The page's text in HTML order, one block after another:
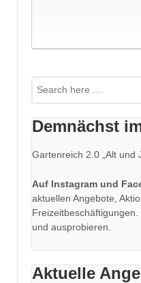
Suche
nach:
Demnächst
Gartenreich 2.0 „Alt und
Auf Instagram und
aktuellen Angebote,
und ausprobieren.
Aktuelle